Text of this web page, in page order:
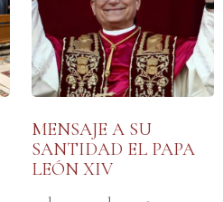
MENSAJE A SU
SANTIDAD EL PAPA
LEÓN XIV